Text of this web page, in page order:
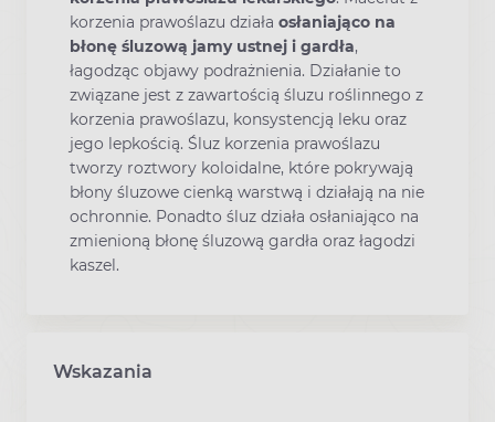
korzenia prawoślazu działa osłaniająco na
błonę śluzową jamy ustnej i gardła,
łagodząc objawy podrażnienia. Działanie to
związane jest z zawartością śluzu roślinnego z
korzenia prawoślazu, konsystencją leku oraz
jego lepkością. Śluz korzenia prawoślazu
tworzy roztwory koloidalne, które pokrywają
błony śluzowe cienką warstwą i działają na nie
ochronnie. Ponadto śluz działa osłaniająco na
zmienioną błonę śluzową gardła oraz łagodzi
kaszel.
Wskazania